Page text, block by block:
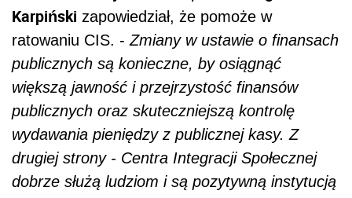
Karpiński zapowiedział, że pomoże w
ratowaniu CIS. - Zmiany w ustawie o finansach
publicznych są konieczne, by osiągnąć
większą jawność i przejrzystość finansów
publicznych oraz skuteczniejszą kontrolę
wydawania pieniędzy z publicznej kasy. Z
drugiej strony - Centra Integracji Społecznej
dobrze służą ludziom i są pozytywną instytucją